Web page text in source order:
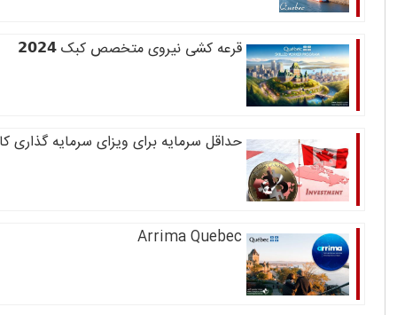
قرعه کشی نیروی متخصص کبک 𝟮𝟬𝟮𝟰
حداقل سرمایه برای ویزای سرمایه گذاری
Arrima Quebec